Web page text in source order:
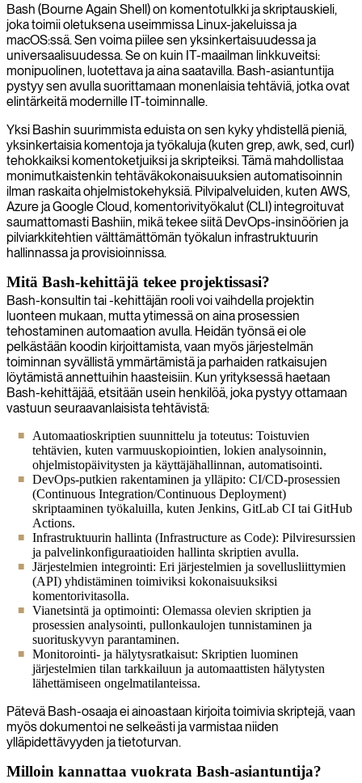
Bash (Bourne Again Shell) on komentotulkki ja skriptauskieli,
joka toimii oletuksena useimmissa Linux-jakeluissa ja
macOS:ssä. Sen voima piilee sen yksinkertaisuudessa ja
universaalisuudessa. Se on kuin IT-maailman linkkuveitsi:
monipuolinen, luotettava ja aina saatavilla. Bash-asiantuntija
pystyy sen avulla suorittamaan monenlaisia tehtäviä, jotka ovat
elintärkeitä modernille IT-toiminnalle.
Yksi Bashin suurimmista eduista on sen kyky yhdistellä pieniä,
yksinkertaisia komentoja ja työkaluja (kuten grep, awk, sed, curl)
tehokkaiksi komentoketjuiksi ja skripteiksi. Tämä mahdollistaa
monimutkaistenkin tehtäväkokonaisuuksien automatisoinnin
ilman raskaita ohjelmistokehyksiä. Pilvipalveluiden, kuten AWS,
Azure ja Google Cloud, komentorivityökalut (CLI) integroituvat
saumattomasti Bashiin, mikä tekee siitä DevOps-insinöörien ja
pilviarkkitehtien välttämättömän työkalun infrastruktuurin
hallinnassa ja provisioinnissa.
Mitä Bash-kehittäjä tekee projektissasi?
Bash-konsultin tai -kehittäjän rooli voi vaihdella projektin
luonteen mukaan, mutta ytimessä on aina prosessien
tehostaminen automaation avulla. Heidän työnsä ei ole
pelkästään koodin kirjoittamista, vaan myös järjestelmän
toiminnan syvällistä ymmärtämistä ja parhaiden ratkaisujen
löytämistä annettuihin haasteisiin. Kun yrityksessä haetaan
Bash-kehittäjää, etsitään usein henkilöä, joka pystyy ottamaan
vastuun seuraavanlaisista tehtävistä:
Automaatioskriptien suunnittelu ja toteutus: Toistuvien
tehtävien, kuten varmuuskopiointien, lokien analysoinnin,
ohjelmistopäivitysten ja käyttäjähallinnan, automatisointi.
DevOps-putkien rakentaminen ja ylläpito: CI/CD-prosessien
(Continuous Integration/Continuous Deployment)
skriptaaminen työkaluilla, kuten Jenkins, GitLab CI tai GitHub
Actions.
Infrastruktuurin hallinta (Infrastructure as Code): Pilviresurssien
ja palvelinkonfiguraatioiden hallinta skriptien avulla.
Järjestelmien integrointi: Eri järjestelmien ja sovellusliittymien
(API) yhdistäminen toimiviksi kokonaisuuksiksi
komentorivitasolla.
Vianetsintä ja optimointi: Olemassa olevien skriptien ja
prosessien analysointi, pullonkaulojen tunnistaminen ja
suorituskyvyn parantaminen.
Monitorointi- ja hälytysratkaisut: Skriptien luominen
järjestelmien tilan tarkkailuun ja automaattisten hälytysten
lähettämiseen ongelmatilanteissa.
Pätevä Bash-osaaja ei ainoastaan kirjoita toimivia skriptejä, vaan
myös dokumentoi ne selkeästi ja varmistaa niiden
ylläpidettävyyden ja tietoturvan.
Milloin kannattaa vuokrata Bash-asiantuntija?